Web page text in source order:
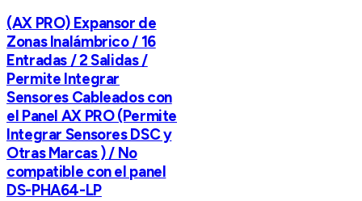
(AX PRO) Expansor de
Zonas Inalámbrico / 16
Entradas / 2 Salidas /
Permite Integrar
Sensores Cableados con
el Panel AX PRO (Permite
Integrar Sensores DSC y
Otras Marcas ) / No
compatible con el panel
DS-PHA64-LP